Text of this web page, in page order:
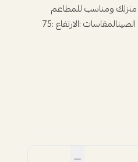
ومناسب للمطاعم
والكافيهاتالماده \ حديداللون \اسود+ اصفربلد المنشأ \ الصينالمقاسات :الارتفاع :75